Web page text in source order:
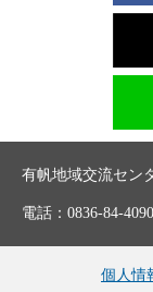
有帆地域交流セン
電話：0836-84-4090
個人情